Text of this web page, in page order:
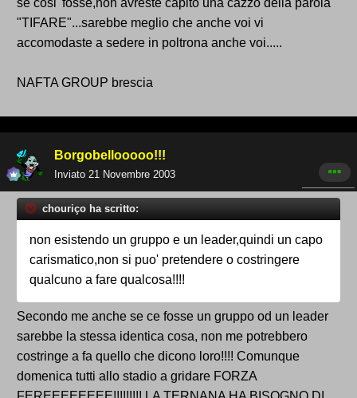
se cosi' fosse,non avreste capito una cazzo della parola
"TIFARE"...sarebbe meglio che anche voi vi
accomodaste a sedere in poltrona anche voi.....
NAFTA GROUP brescia
Borgobellooooo!!!
Inviato 21 Novembre 2003
chouriço ha scritto:
non esistendo un gruppo e un leader,quindi un capo
carismatico,non si puo' pretendere o costringere
qualcuno a fare qualcosa!!!!
Secondo me anche se ce fosse un gruppo od un leader
sarebbe la stessa identica cosa, non me potrebbero
costringe a fa quello che dicono loro!!!! Comunque
domenica tutti allo stadio a gridare FORZA